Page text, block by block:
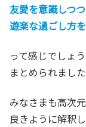
友愛を意識しつつ
遊楽な過ごし方
って感じでしょう
まとめられまし
みなさまも高次
良きように解釈